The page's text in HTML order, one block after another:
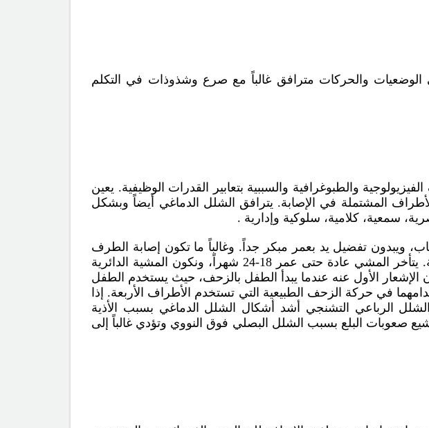
والحركات مترافق غالباً مع صرع وشذوذات في التكلم
والطبوغرافية والسببية بتعابير القدرات الوظيفية. يعين
المشتملة في الإصابة. يترافق
الشلل الدماغي
أيضاً وبشكل
سمعية، كلامية، سلوكية وإدارية .
ويبدون تفضيل يد بعمر مبكر جداً. وغالباً ما تكون إصابة الطرف
العلوي أشد منالسفلي، وهناك صعوبات في استخدام اليد تكون واضحة بعمر السنة. يتأخر المشي عادة حتى عمر 18-24 شهراً، ونكون المشية الدائرية
الأول عنه عندما يبدأ الطفل بالزحف، حيث يستخدم الطفل
في حركة الزحف الطبيعية التي تستخدم الأطراف الأربعة. إذا
الرباعي التشنجي أشد أشكال الشلل الدماغي بسبب الأذية
صعوبات البلع بسبب الشلل البصلي فوق النووي وتؤدي غالباً إلى